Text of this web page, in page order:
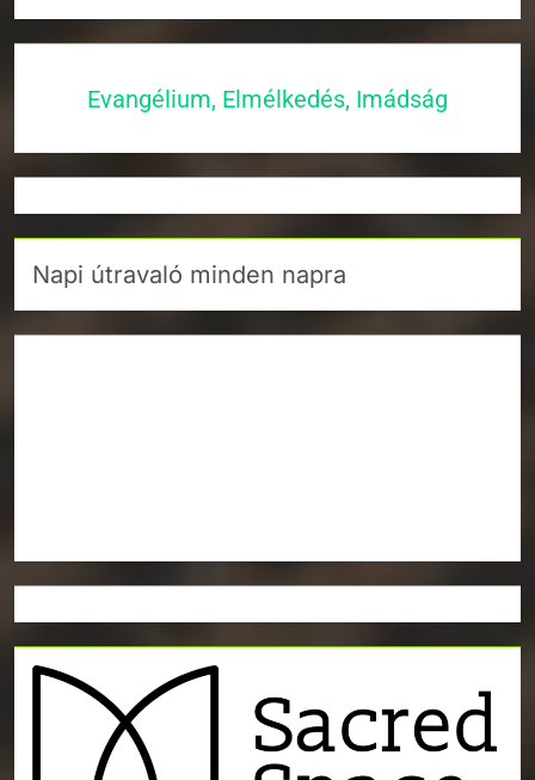
Evangélium, Elmélkedés, Imádság
Napi útravaló minden napra